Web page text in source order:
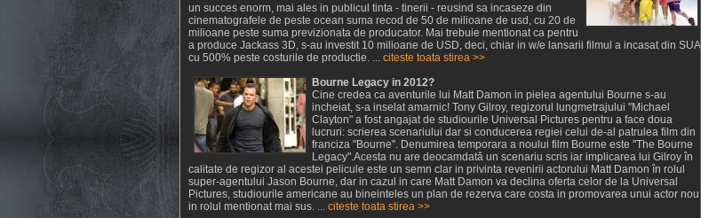
un succes enorm, mai ales in publicul tinta - tinerii - reusind sa incaseze din
cinematografele de peste ocean suma recod de 50 de milioane de usd, cu 20 de
milioane peste suma previzionata de producator. Mai trebuie mentionat ca pentru
a produce Jackass 3D, s-au investit 10 milioane de USD, deci, chiar in w/e lansarii filmul a incasat din SUA
cu 500% peste costurile de productie. ... citeste toata stirea >>
Bourne Legacy in 2012?
Cine credea ca aventurile lui Matt Damon in pielea agentului Bourne s-au
incheiat, s-a inselat amarnic! Tony Gilroy, regizorul lungmetrajului "Michael
Clayton" a fost angajat de studiourile Universal Pictures pentru a face doua
lucruri: scrierea scenariului dar si conducerea regiei celui de-al patrulea film din
franciza "Bourne". Denumirea temporara a noului film Bourne este "The Bourne
Legacy".Acesta nu are deocamdată un scenariu scris iar implicarea lui Gilroy în
calitate de regizor al acestei pelicule este un semn clar in privinta revenirii actorului Matt Damon în rolul
super-agentului Jason Bourne, dar in cazul in care Matt Damon va declina oferta celor de la Universal
Pictures, studiourile americane au bineinteles un plan de rezerva care costa in promovarea unui actor nou
in rolul mentionat mai sus. ... citeste toata stirea >>